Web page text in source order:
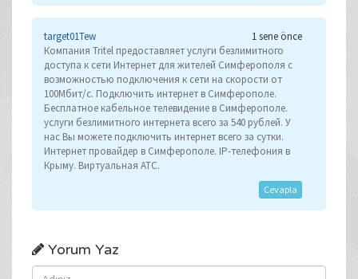
1 sene önce
target01Tew
Компания Tritel предоставляет услуги безлимитного
доступа к сети Интернет для жителей Симферополя с
возможностью подключения к сети на скорости от
100Мбит/с. Подключить интернет в Симферополе.
Бесплатное кабельное телевидение в Симферополе.
услуги безлимитного интернета всего за 540 рублей. У
нас Вы можете подключить интернет всего за сутки.
Интернет провайдер в Симферополе. IP-телефония в
Крыму. Виртуальная АТС.
Cevapla
Yorum Yaz
Adınız